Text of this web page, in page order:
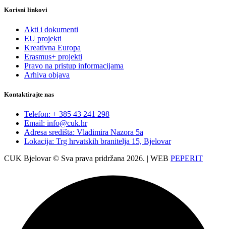
Korisni linkovi
Akti i dokumenti
EU projekti
Kreativna Europa
Erasmus+ projekti
​​​​​​​Pravo na pristup informacijama
Arhiva objava
Kontaktirajte nas
Telefon: + 385 43 241 298
Email: info@cuk.hr
Adresa središta: Vladimira Nazora 5a
Lokacija: Trg hrvatskih branitelja 15, Bjelovar
CUK Bjelovar © Sva prava pridržana 2026. | WEB PEPERIT